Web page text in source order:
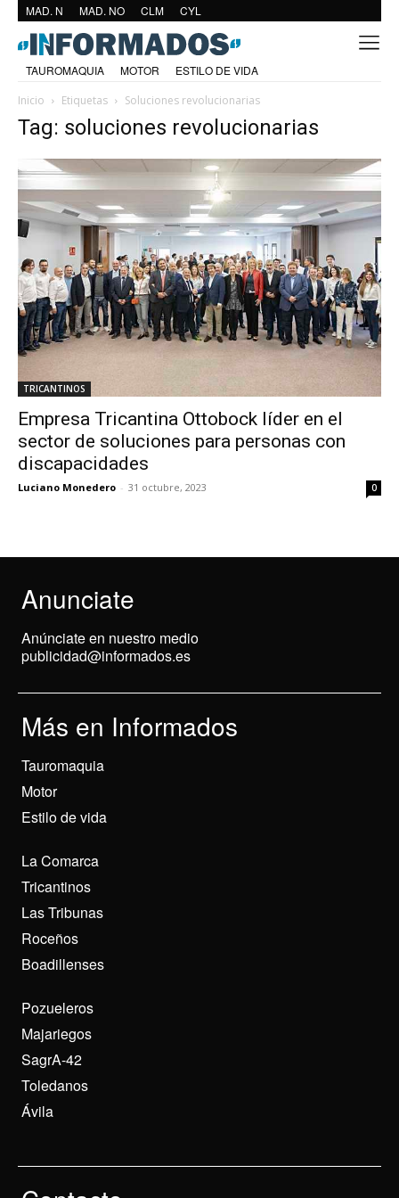
MAD. N MAD. NO CLM CYL
TAUROMAQUIA MOTOR
ESTILO DE VIDA
Inicio
Etiquetas Soluciones revolucionarias
Tag: soluciones revolucionarias
TRICANTINOS
Empresa Tricantina Ottobock líder en el
sector de soluciones para personas con
discapacidades
Luciano Monedero - 31 octubre, 2023 0
Anunciate
Anúnciate en nuestro medio
publicidad@informados.es
Más en Informados
Tauromaquia
Motor
Estilo de vida
La Comarca
Tricantinos
Las Tribunas
Roceños
Boadillenses
Pozueleros
Majariegos
SagrA-42
Toledanos
Ávila